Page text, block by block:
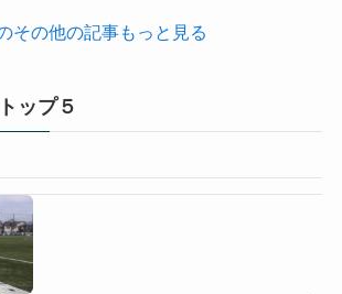
その他の記事もっと見る
ップ５